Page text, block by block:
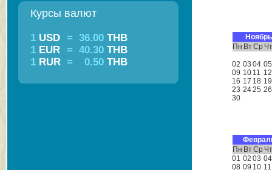
Курсы валют
1 USD = 36.00 THB
1 EUR = 40.30 THB
1 RUR = 0.50 THB
Пн ВтСр
02 03 04 05
09 10 11 12
16 17 18 19
23 2425 26
30
Пн ВтСр
01 02 03 04
08 09 10 11